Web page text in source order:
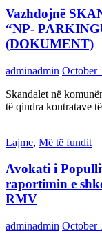
Vazhdojnë
“NP-
(DOKUMENT)
adminadmin October
Skandalet në
të qindra kontratave
Lajme, Më të fundit
Avokati i
raportimin e
RMV
adminadmin October